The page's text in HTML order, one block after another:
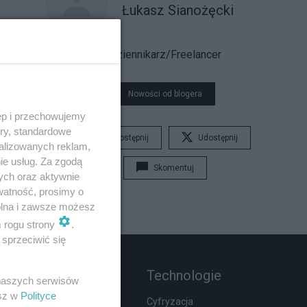
Łukasz Sianożęcki
Dziennikarz/Freelancer
Nowości od blogera
Udostępnij Udostępnij
Skomentuj
Rozmaitości
Zdrowie
Technologie
Cyfryzacja
i przechowujemy
standardowe
reklam,
usług. Za zgodą
oraz aktywnie
prosimy o
i zawsze możesz
rogu strony
.
się
serwisów
w Polityce